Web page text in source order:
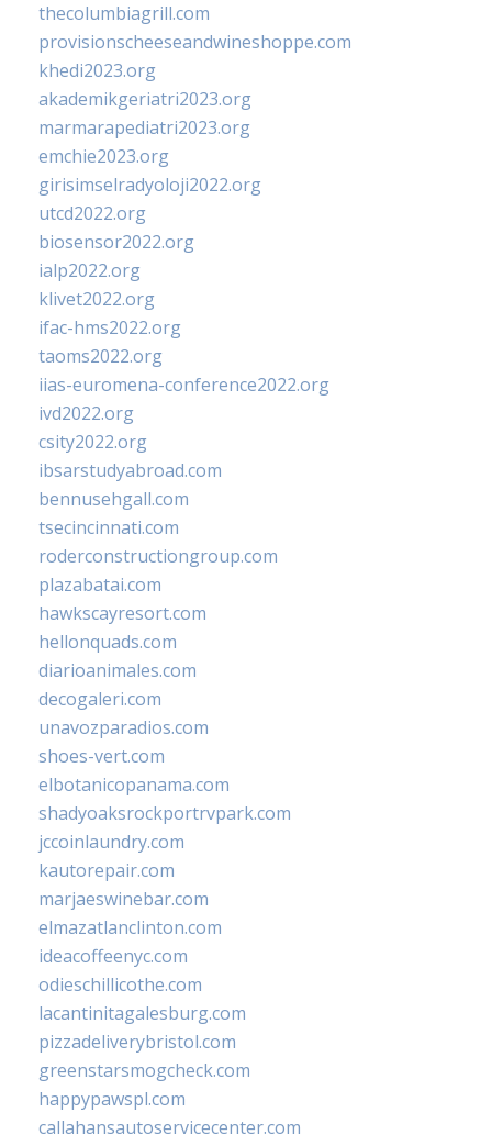
thecolumbiagrill.com
provisionscheeseandwineshoppe.com
khedi2023.org
akademikgeriatri2023.org
marmarapediatri2023.org
emchie2023.org
girisimselradyoloji2022.org
utcd2022.org
biosensor2022.org
ialp2022.org
klivet2022.org
ifac-hms2022.org
taoms2022.org
iias-euromena-conference2022.org
ivd2022.org
csity2022.org
ibsarstudyabroad.com
bennusehgall.com
tsecincinnati.com
roderconstructiongroup.com
plazabatai.com
hawkscayresort.com
hellonquads.com
diarioanimales.com
decogaleri.com
unavozparadios.com
shoes-vert.com
elbotanicopanama.com
shadyoaksrockportrvpark.com
jccoinlaundry.com
kautorepair.com
marjaeswinebar.com
elmazatlanclinton.com
ideacoffeenyc.com
odieschillicothe.com
lacantinitagalesburg.com
pizzadeliverybristol.com
greenstarsmogcheck.com
happypawspl.com
callahansautoservicecenter.com